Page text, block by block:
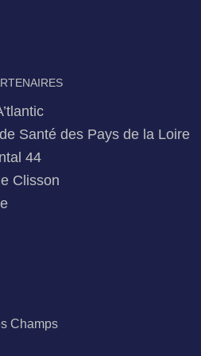
Santé des Pays de la Loire
44
Clisson
Champs